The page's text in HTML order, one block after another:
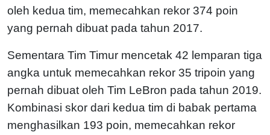
oleh kedua tim, memecahkan rekor 374 poin
yang pernah dibuat pada tahun 2017.
Sementara Tim Timur mencetak 42 lemparan tiga
angka untuk memecahkan rekor 35 tripoin yang
pernah dibuat oleh Tim LeBron pada tahun 2019.
Kombinasi skor dari kedua tim di babak pertama
menghasilkan 193 poin, memecahkan rekor